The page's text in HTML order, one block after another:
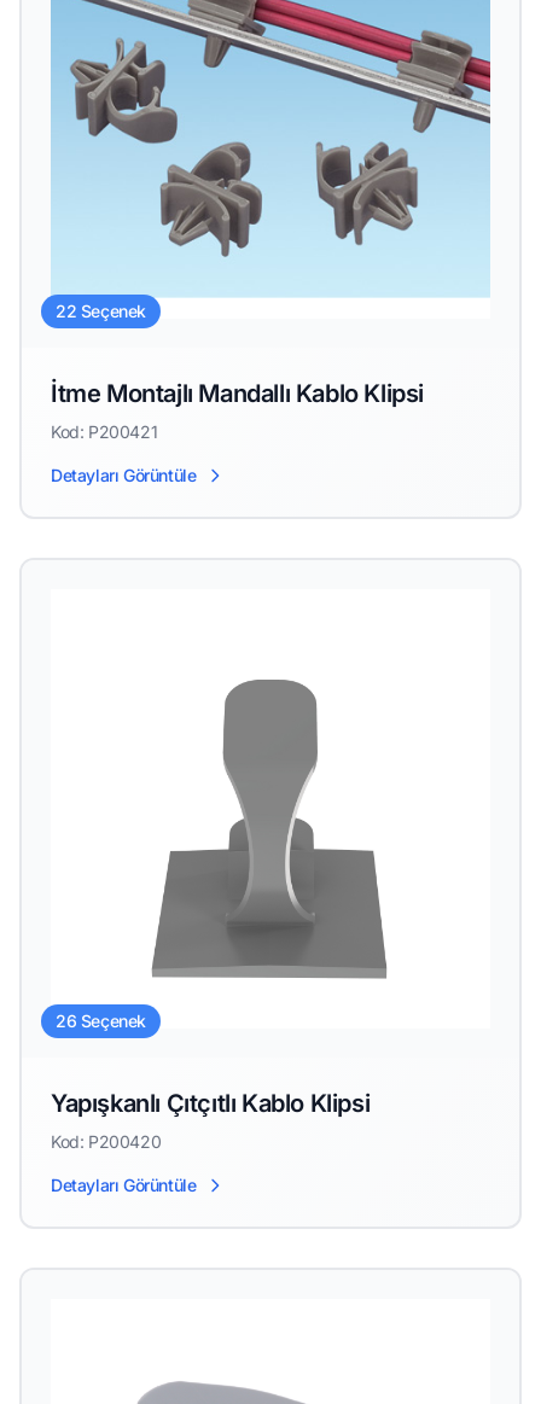
22 Seçenek
İtme Montajlı Mandallı Kablo Klipsi
Kod: P200421
Detayları Görüntüle
26 Seçenek
Yapışkanlı Çıtçıtlı Kablo Klipsi
Kod: P200420
Detayları Görüntüle